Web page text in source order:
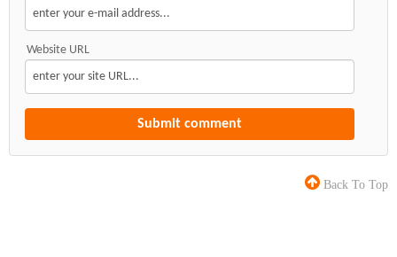
Website URL
Back To Top